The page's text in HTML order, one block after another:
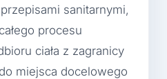
sanitarnymi,
procesu
ciała z zagranicy
miejsca docelowego